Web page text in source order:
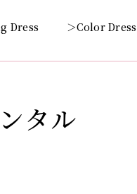
Dress ＞Color Dress
タル